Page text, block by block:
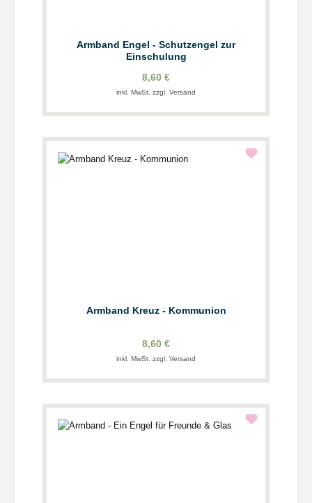
Armband Engel - Schutzengel zur
Einschulung
8,60 €
inkl. MwSt. zzgl. Versand
Armband Kreuz - Kommunion
8,60 €
inkl. MwSt. zzgl. Versand